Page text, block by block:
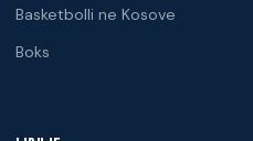
Basketbolli ne Kosove
Boks